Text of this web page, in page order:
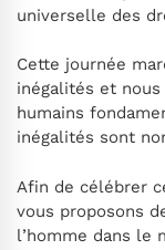
universelle des
Cette journée
inégalités et
humains
inégalités sont
Afin de célébrer
vous proposons
l’homme dans le